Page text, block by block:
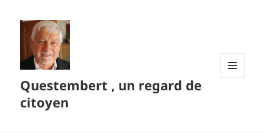
Questembert , un regard de
citoyen